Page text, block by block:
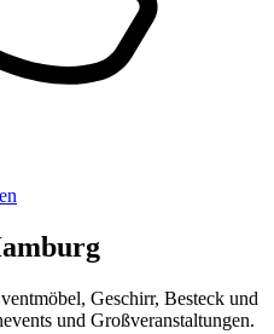
Geschirr, Besteck und
und Großveranstaltungen.